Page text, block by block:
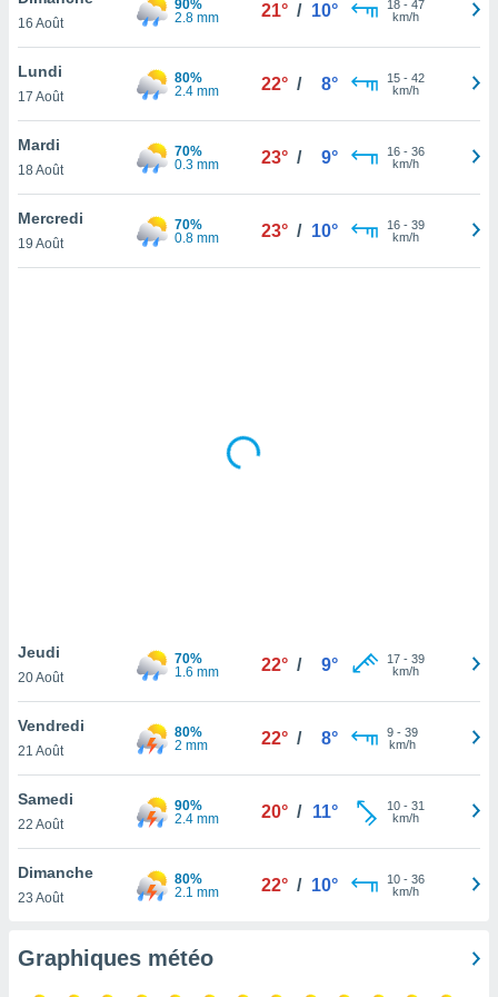
en
de
à
en
le
à
notre
la
sur le
ne
16 Août
90%
2.8 mm
21° / 10° 18- 47
km/h
Lundi
17 Août
80%
2.4 mm
22° / 8° 15- 42
km/h
Mardi
18 Août
70%
0.3 mm
23° / 9° 16- 36
km/h
Mercredi
19 Août
70%
0.8 mm
23° / 10° 16- 39
km/h
Jeudi
20 Août
70%
1.6 mm
22° / 9° 17- 39
km/h
Vendredi
21 Août
80%
2 mm
22° / 8° 9- 39
km/h
Samedi
22 Août
90%
2.4 mm
20° / 11° 10- 31
km/h
Dimanche
23 Août
80%
2.1 mm
22° / 10° 10- 36
km/h
Graphiques météo